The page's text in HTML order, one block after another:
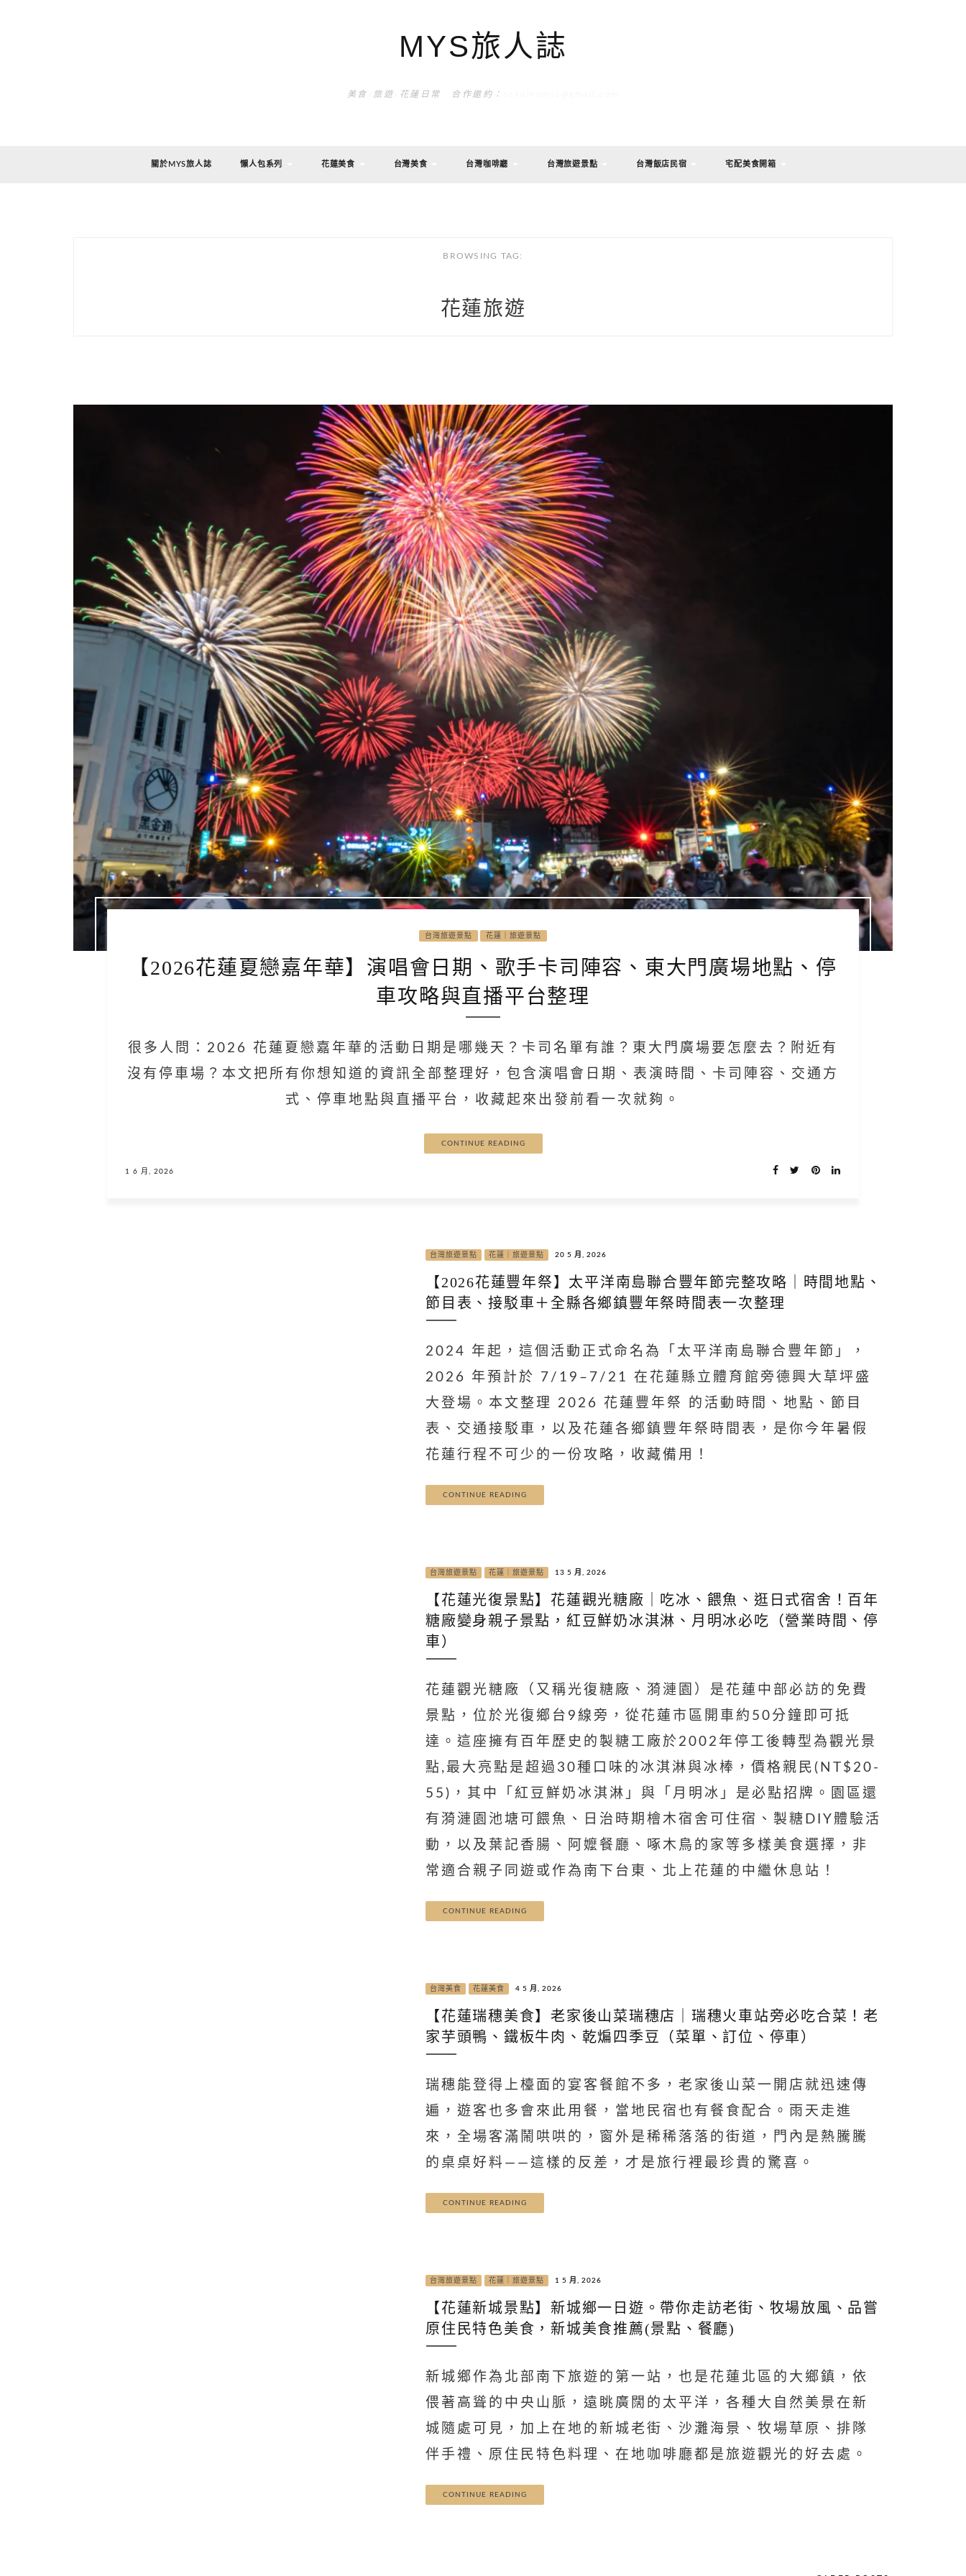
MYS旅人誌
美食x旅遊x花蓮日常 合作邀約：sekainomys@gmail.com
關於MYS旅人誌 懶人包系列 花蓮美食 台灣美食 台灣咖啡廳 台灣旅遊景點 台灣飯店民宿 宅配美食開箱
BROWSING TAG:
花蓮旅遊
台灣旅遊景點 花蓮｜旅遊景點
【2026花蓮夏戀嘉年華】演唱會日期、歌手卡司陣容、東大門廣場地點、停
車攻略與直播平台整理
很多人問：2026 花蓮夏戀嘉年華的活動日期是哪幾天？卡司名單有誰？東大門廣場要怎麼去？附近有
沒有停車場？本文把所有你想知道的資訊全部整理好，包含演唱會日期、表演時間、卡司陣容、交通方
式、停車地點與直播平台，收藏起來出發前看一次就夠。
CONTINUE READING
1 6 月, 2026
台灣旅遊景點 花蓮｜旅遊景點 20 5 月, 2026
【2026花蓮豐年祭】太平洋南島聯合豐年節完整攻略｜時間地點、
節目表、接駁車＋全縣各鄉鎮豐年祭時間表一次整理
2024 年起，這個活動正式命名為「太平洋南島聯合豐年節」，
2026 年預計於 7/19–7/21 在花蓮縣立體育館旁德興大草坪盛
大登場。本文整理 2026 花蓮豐年祭 的活動時間、地點、節目
表、交通接駁車，以及花蓮各鄉鎮豐年祭時間表，是你今年暑假
花蓮行程不可少的一份攻略，收藏備用！
CONTINUE READING
台灣旅遊景點 花蓮｜旅遊景點 13 5 月, 2026
【花蓮光復景點】花蓮觀光糖廠｜吃冰、餵魚、逛日式宿舍！百年
糖廠變身親子景點，紅豆鮮奶冰淇淋、月明冰必吃（營業時間、停
車）
花蓮觀光糖廠（又稱光復糖廠、漪漣園）是花蓮中部必訪的免費
景點，位於光復鄉台9線旁，從花蓮市區開車約50分鐘即可抵
達。這座擁有百年歷史的製糖工廠於2002年停工後轉型為觀光景
點,最大亮點是超過30種口味的冰淇淋與冰棒，價格親民(NT$20-
55)，其中「紅豆鮮奶冰淇淋」與「月明冰」是必點招牌。園區還
有漪漣園池塘可餵魚、日治時期檜木宿舍可住宿、製糖DIY體驗活
動，以及葉記香腸、阿嬤餐廳、啄木鳥的家等多樣美食選擇，非
常適合親子同遊或作為南下台東、北上花蓮的中繼休息站！
CONTINUE READING
台灣美食 花蓮美食 4 5 月, 2026
【花蓮瑞穗美食】老家後山菜瑞穗店｜瑞穗火車站旁必吃合菜！老
家芋頭鴨、鐵板牛肉、乾煸四季豆（菜單、訂位、停車）
瑞穗能登得上檯面的宴客餐館不多，老家後山菜一開店就迅速傳
遍，遊客也多會來此用餐，當地民宿也有餐食配合。雨天走進
來，全場客滿鬧哄哄的，窗外是稀稀落落的街道，門內是熱騰騰
的桌桌好料——這樣的反差，才是旅行裡最珍貴的驚喜。
CONTINUE READING
台灣旅遊景點 花蓮｜旅遊景點 1 5 月, 2026
【花蓮新城景點】新城鄉一日遊。帶你走訪老街、牧場放風、品嘗
原住民特色美食，新城美食推薦(景點、餐廳)
新城鄉作為北部南下旅遊的第一站，也是花蓮北區的大鄉鎮，依
偎著高聳的中央山脈，遠眺廣闊的太平洋，各種大自然美景在新
城隨處可見，加上在地的新城老街、沙灘海景、牧場草原、排隊
伴手禮、原住民特色料理、在地咖啡廳都是旅遊觀光的好去處。
CONTINUE READING